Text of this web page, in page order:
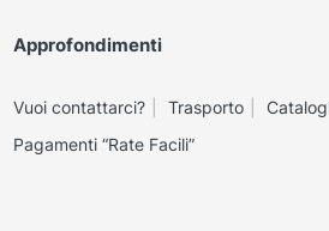
Approfondimenti
Vuoi contattarci? Trasporto
Pagamenti “Rate Facili”